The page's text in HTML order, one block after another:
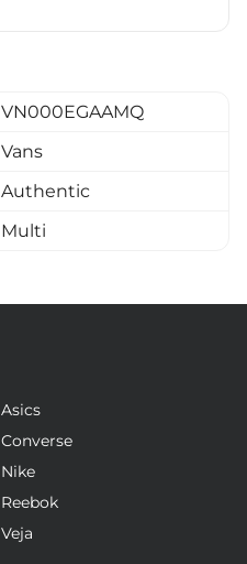
VN000EGAAMQ
Vans
Authentic
Multi
Asics
Converse
Nike
Reebok
Veja